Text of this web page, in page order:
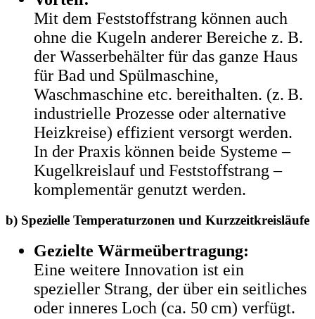
Mit dem Feststoffstrang können auch
ohne die Kugeln anderer Bereiche z. B.
der Wasserbehälter für das ganze Haus
für Bad und Spülmaschine,
Waschmaschine etc. bereithalten. (z. B.
industrielle Prozesse oder alternative
Heizkreise) effizient versorgt werden.
In der Praxis können beide Systeme –
Kugelkreislauf und Feststoffstrang –
komplementär genutzt werden.
b) Spezielle Temperaturzonen und Kurzzeitkreisläufe
Gezielte Wärmeübertragung:
Eine weitere Innovation ist ein
spezieller Strang, der über ein seitliches
oder inneres Loch (ca. 50 cm) verfügt.